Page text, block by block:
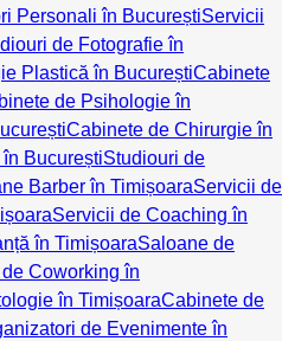
Personali în BucureștiServicii
de Fotografie în
Plastică în BucureștiCabinete
de Psihologie în
Cabinete de Chirurgie în
BucureștiStudiouri de
Barber în TimișoaraServicii de
Servicii de Coaching în
în TimișoaraSaloane de
Coworking în
în TimișoaraCabinete de
de Evenimente în